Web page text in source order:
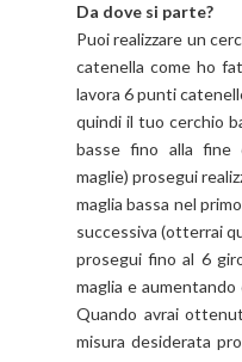
Da dove si parte?
Puoi realizzare un
catenella come ho
lavora 6 punti
quindi il tuo cerchio
basse fino alla fine
maglie) prosegui
maglia bassa nel
successiva (otterrai
prosegui fino al 6
maglia e
Quando avrai
misura desiderata